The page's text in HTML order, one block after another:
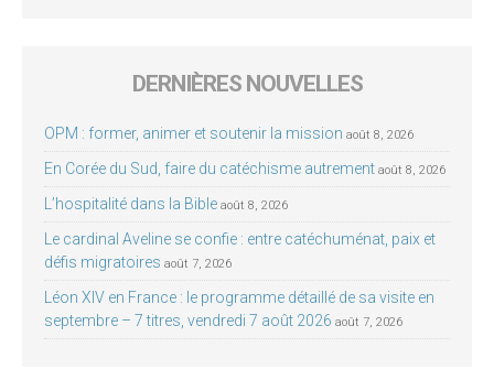
DERNIÈRES NOUVELLES
OPM : former, animer et soutenir la mission août 8, 2026
En Corée du Sud, faire du catéchisme autrement août 8, 2026
L’hospitalité dans la Bible août 8, 2026
Le cardinal Aveline se confie : entre catéchuménat, paix et
défis migratoires août 7, 2026
Léon XIV en France : le programme détaillé de sa visite en
septembre – 7 titres, vendredi 7 août 2026 août 7, 2026